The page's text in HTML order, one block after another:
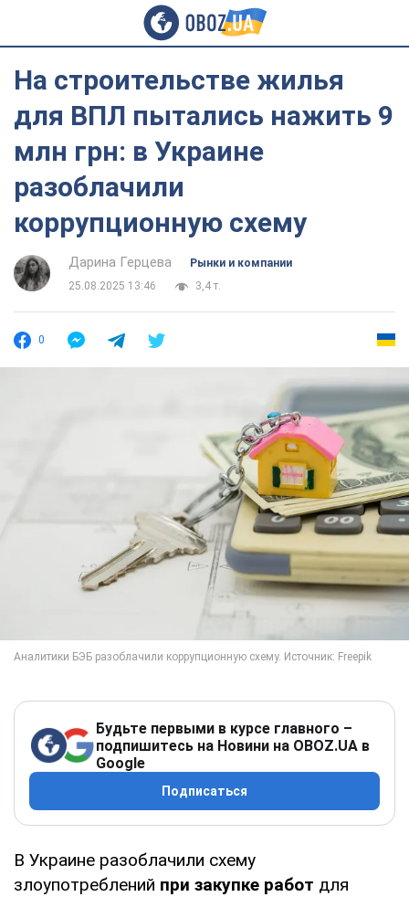
На строительстве жилья
для ВПЛ пытались нажить 9
млн грн: в Украине
разоблачили
коррупционную схему
Дарина Герцева
Рынки и компании
25.08.2025 13:46
3,4 т.
0
Будьте первыми в курсе главного –
подпишитесь на Новини на OBOZ.UA в
Google
Подписаться
В Украине разоблачили схему
злоупотреблений при закупке работ для